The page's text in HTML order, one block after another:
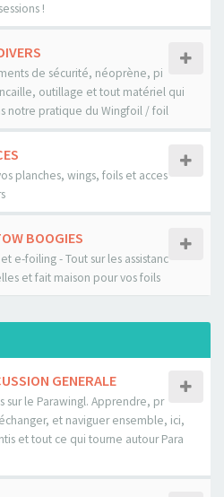
!
de sécurité, néoprène, pi
outillage et tout matériel qui
notre pratique du Wingfoil / foil
planches, wings, foils et acces
BOOGIES
e-foiling - Tout sur les assistanc
et fait maison pour vos foils
GENERALE
sur le Parawingl. Apprendre, pr
et naviguer ensemble, ici,
et tout ce qui tourne autour Para